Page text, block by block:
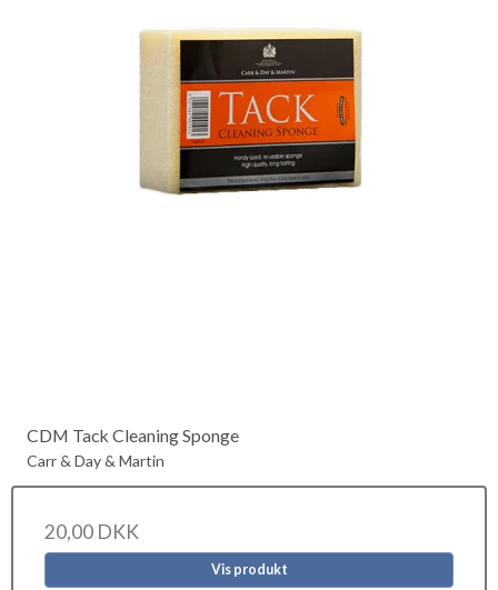
CDM Tack Cleaning Sponge
Carr & Day & Martin
20,00 DKK
Vis produkt